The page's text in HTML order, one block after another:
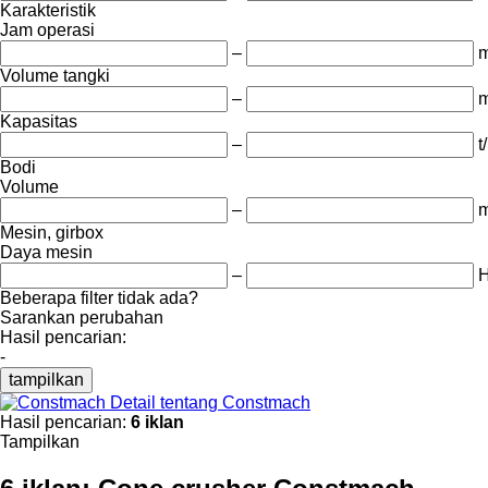
Karakteristik
Jam operasi
–
Volume tangki
–
Kapasitas
–
Bodi
Volume
–
Mesin, girbox
Daya mesin
–
Beberapa filter tidak ada?
Sarankan perubahan
Hasil pencarian:
-
tampilkan
Detail tentang Constmach
Hasil pencarian: 6 iklan
Tampilkan